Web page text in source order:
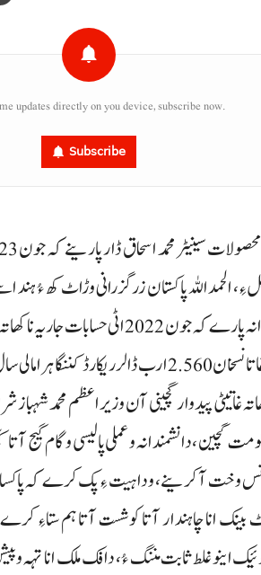
updates directly on you device, subscribe now.
Subscribe
ڈالر فاضل ءِ، الحمداللہ پاکستان زرگزرانی
غاتیٹی پیدوار گچینی آن وزیراعظم محمد
گچین، دانشمندانہ و عملی پالیسی و گام گیج
وخت آ کرینے، و داہیت ءِ پک کرے کہ
غلط ثابت مننگ ءُ، دافک ملک انا تہہ وپیشن